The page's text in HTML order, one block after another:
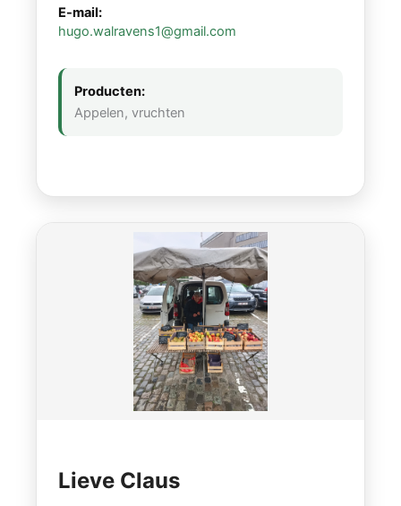
E-mail:
hugo.walravens1@gmail.com
Producten:
Appelen, vruchten
Lieve Claus